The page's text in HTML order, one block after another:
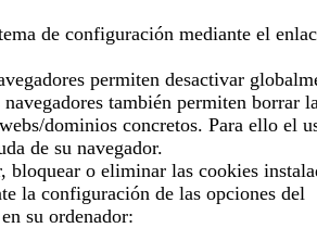
de configuración mediante el
permiten desactivar
también permiten borrar
dominios concretos. Para ello el
de su navegador.
bloquear o eliminar las cookies
la configuración de las opciones del
su ordenador: